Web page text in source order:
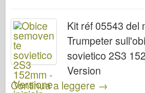
Kit réf 05543 del
Trumpeter
sovietico 2S3
Version
Continua a leggere →